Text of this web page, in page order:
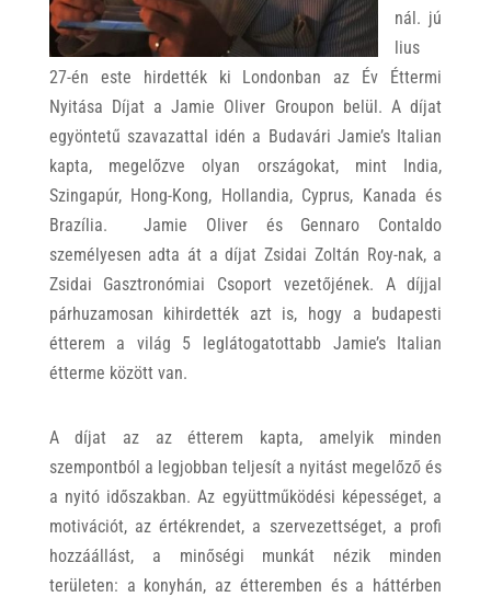
nál. jú
lius
27-én este hirdették ki Londonban az Év Éttermi
Nyitása Díjat a Jamie Oliver Groupon belül. A díjat
egyöntetű szavazattal idén a Budavári Jamie’s Italian
kapta, megelőzve olyan országokat, mint India,
Szingapúr, Hong-Kong, Hollandia, Cyprus, Kanada és
Brazília. Jamie Oliver és Gennaro Contaldo
személyesen adta át a díjat Zsidai Zoltán Roy-nak, a
Zsidai Gasztronómiai Csoport vezetőjének. A díjjal
párhuzamosan kihirdették azt is, hogy a budapesti
étterem a világ 5 leglátogatottabb Jamie’s Italian
étterme között van.
A díjat az az étterem kapta, amelyik minden
szempontból a legjobban teljesít a nyitást megelőző és
a nyitó időszakban. Az együttműködési képességet, a
motivációt, az értékrendet, a szervezettséget, a profi
hozzáállást, a minőségi munkát nézik minden
területen: a konyhán, az étteremben és a háttérben